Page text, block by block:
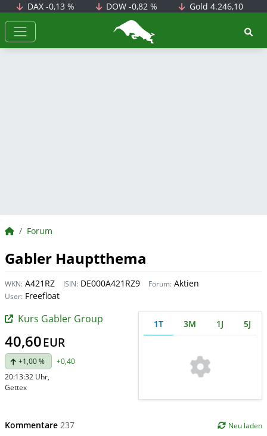
DAX -0,13 % DOW-0,82 % Gold 4.246,10
BörsenNEWS.de
BörsenNEWS.de
Forum
Gabler Hauptthema
WKN: A421RZ ISIN: DE000A421RZ9 Forum: Aktien
User: Freefloat
Kurs Gabler Group
40,60EUR
+1,00 %
+0,40
20:13:32 Uhr,
Gettex
1T 3M 1J 5J
Kommentare 237 Neu laden